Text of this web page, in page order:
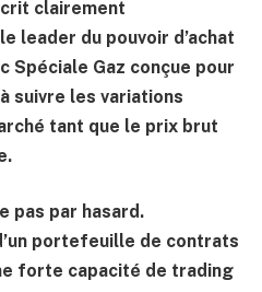
clairement
leader du pouvoir d’achat
Spéciale Gaz conçue pour
suivre les variations
tant que le prix brut
pas par hasard.
portefeuille de contrats
forte capacité de trading